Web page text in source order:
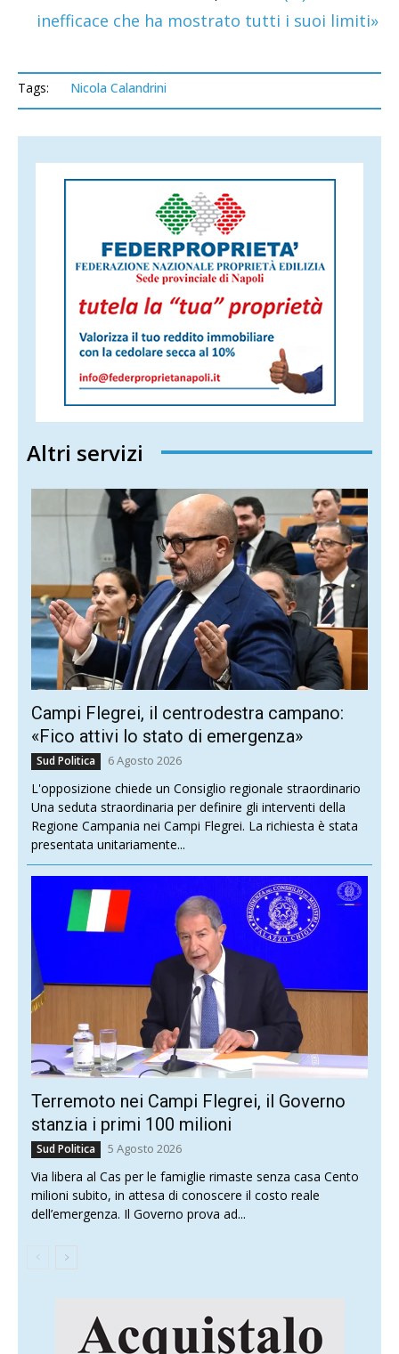
inefficace che ha mostrato tutti i suoi limiti»
Tags: Nicola Calandrini
Altri servizi
Campi Flegrei, il centrodestra campano:
«Fico attivi lo stato di emergenza»
Sud Politica 6 Agosto 2026
L'opposizione chiede un Consiglio regionale straordinario
Una seduta straordinaria per definire gli interventi della
Regione Campania nei Campi Flegrei. La richiesta è stata
presentata unitariamente...
Terremoto nei Campi Flegrei, il Governo
stanzia i primi 100 milioni
Sud Politica 5 Agosto 2026
Via libera al Cas per le famiglie rimaste senza casa Cento
milioni subito, in attesa di conoscere il costo reale
dell’emergenza. Il Governo prova ad...